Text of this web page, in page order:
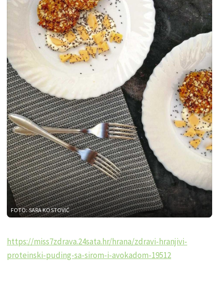
FOTO: SARA KOSTOVIĆ
https://miss7zdrava.24sata.hr/hrana/zdravi-hranjivi-
proteinski-puding-sa-sirom-i-avokadom-19512